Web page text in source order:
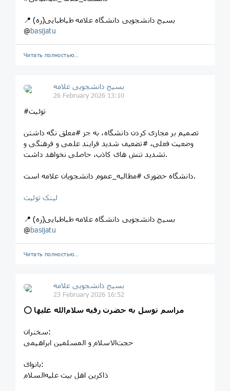
📍 بسیج دانشجویی دانشگاه علامه طباطبایی(ره)
@basijatu
Читать полностью…
بسیج دانشجویی علامه
26 February 2026 13:10
#توئیت
تصمیم بر مجازی کردن دانشگاه، به جز #معلق نگه داشتن
وضعیت فعلی، #تضعیف‌ شدید فرایند علمی و فرهنگی و
تشدید تنش های کاذب، حاصلی نخواهد داشت.
دانشگاه حضوری #مطالبه_عموم دانشجویان علامه است.‌
لینک توئیت
📍 بسیج دانشجویی دانشگاه علامه طباطبایی(ره)
@basijatu
Читать полностью…
بسیج دانشجویی علامه
23 February 2026 16:52
⭕️ مراسم توسل به حضرت رقیه سلام‌الله علیها
سخنران:
حجت‌الاسلام و المسلمین ابراهیمی
بانوای:
ذاکرین اهل بیت علیه‌السلام